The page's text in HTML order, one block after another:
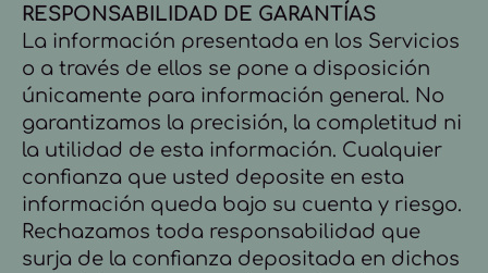
RESPONSABILIDAD DE GARANTÍAS
La información presentada en los Servicios
o a través de ellos se pone a disposición
únicamente para información general. No
garantizamos la precisión, la completitud ni
la utilidad de esta información. Cualquier
confianza que usted deposite en esta
información queda bajo su cuenta y riesgo.
Rechazamos toda responsabilidad que
surja de la confianza depositada en dichos